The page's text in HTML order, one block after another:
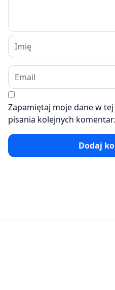
Zapamiętaj moje dane w
pisania kolejnych
Dodaj